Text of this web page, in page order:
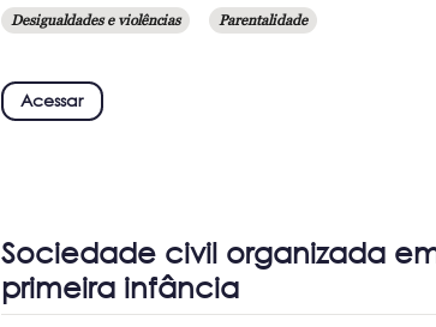
Desigualdades e violências Parentalidade
Acessar
Sociedade civil organizada
primeira infância